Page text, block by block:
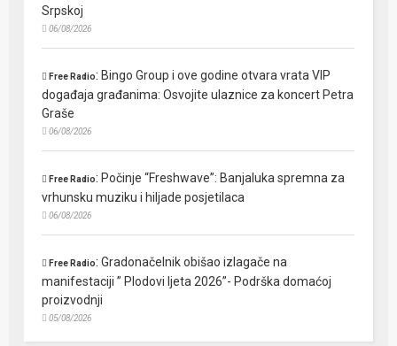
Srpskoj
06/08/2026
Free Radio: Bingo Group i ove godine otvara vrata VIP
događaja građanima: Osvojite ulaznice za koncert Petra
Graše
06/08/2026
Free Radio: Počinje “Freshwave”: Banjaluka spremna za
vrhunsku muziku i hiljade posjetilaca
06/08/2026
Free Radio:Gradonačelnik obišao izlagače na
manifestaciji ” Plodovi ljeta 2026”- Podrška domaćoj
proizvodnji
05/08/2026